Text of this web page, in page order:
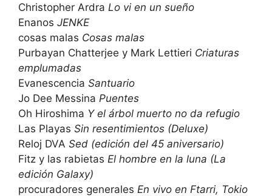
Christopher Ardra Lo vi en un sueño
Enanos JENKE
cosas malas Cosas malas
Purbayan Chatterjee y Mark Lettieri Criaturas
emplumadas
Evanescencia Santuario
Jo Dee Messina Puentes
Oh Hiroshima Y el árbol muerto no da refugio
Las Playas Sin resentimientos (Deluxe)
Reloj DVA Sed (edición del 45 aniversario)
Fitz y las rabietas El hombre en la luna (La
edición Galaxy)
procuradores generales En vivo en Ftarri, Tokio